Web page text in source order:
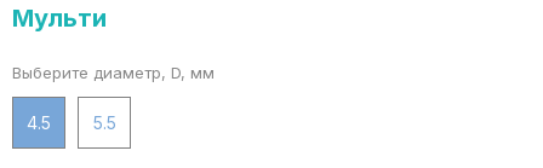
Мульти
Выберите диаметр, D, мм
4.5 5.5